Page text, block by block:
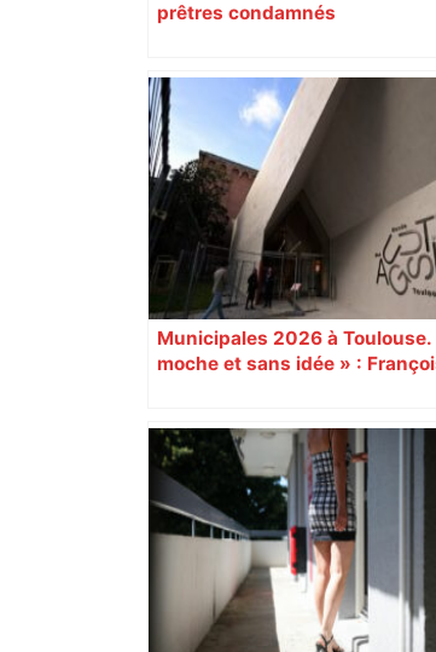
prêtres condamnés
Municipales 2026 à Toulouse.
moche et sans idée » :
Augustins